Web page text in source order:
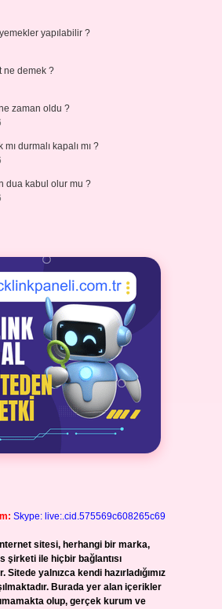
yapılabilir ?
ne demek ?
ne zaman oldu ?
mı durmalı kapalı mı ?
dua kabul olur mu ?
Skype: live:.cid.575569c608265c69
sitesi, herhangi bir marka,
şirketi ile hiçbir bağlantısı
Sitede yalnızca kendi hazırladığımız
Burada yer alan içerikler
olup, gerçek kurum ve